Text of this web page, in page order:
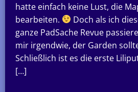
hatte einfach keine Lust, die
bearbeiten.
Doch als ich
ganze PadSache Revue
mir irgendwie, der Garden
Schließlich ist es die erste
[…]